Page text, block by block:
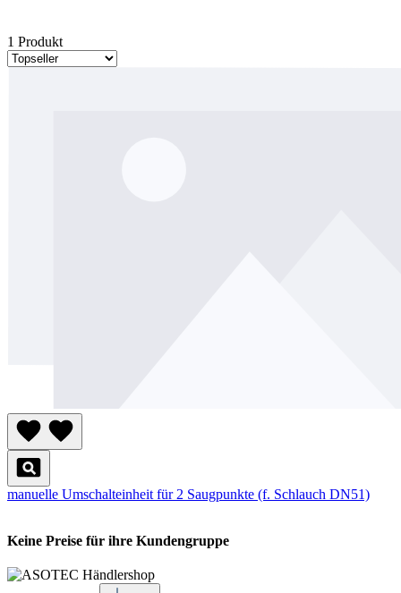
1 Produkt
manuelle Umschalteinheit für 2 Saugpunkte (f. Schlauch DN51)
Keine Preise für ihre Kundengruppe